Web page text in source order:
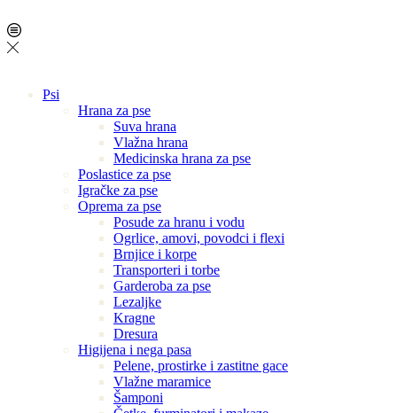
Psi
Hrana za pse
Suva hrana
Vlažna hrana
Medicinska hrana za pse
Poslastice za pse
Igračke za pse
Oprema za pse
Posude za hranu i vodu
Ogrlice, amovi, povodci i flexi
Brnjice i korpe
Transporteri i torbe
Garderoba za pse
Lezaljke
Kragne
Dresura
Higijena i nega pasa
Pelene, prostirke i zastitne gace
Vlažne maramice
Šamponi